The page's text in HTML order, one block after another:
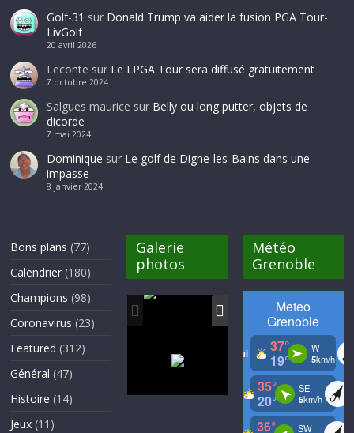
Golf-31 sur Donald Trump va aider la fusion PGA Tour-
LivGolf
20 avril 2026
Leconte sur Le LPGA Tour sera diffusé gratuitement
7 octobre 2024
Salgues maurice sur Belly ou long putter, objets de
dicorde
7 mai 2024
Dominique sur Le golf de Digne-les-Bains dans une
impasse
8 janvier 2024
Bons plans (77)
Calendrier (180)
Champions (98)
Coronavirus (23)
Featured (312)
Général (47)
Histoire (14)
Jeux (11)
Galerie
photos
Météo
Grenoble